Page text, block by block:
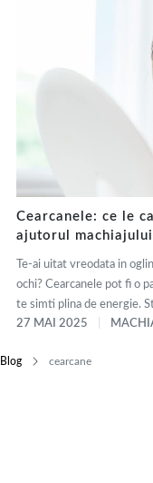
Blog cearcane
Cearcanele: ce le
ajutorul
Te-ai uitat vreodata in
ochi? Cearcanele pot fi o
te simti plina de energie.
27 MAI 2025